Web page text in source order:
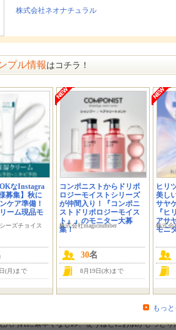
株式会社ネオナチュラル
プル情報はコチラ！
OKなInstagra
募集】秋に
ケア準備！
ーム現品モ
ーズチョイス
(月)まで
コンポニストからドリポ
ロジーモイストシリーズ
が仲間入り！『コンポニ
ストドリポロジーモイス
ト』』のモニター大募
集！
株式会社magicnumber
30名
8月19日(水)まで
ヒリ
美し
サヤ
『ヒ
アサ
モニ
株式会
もっ
for モイストクレンジングオイル 本製品
発表日： 5月15日(月)
right:7px; display:inline; } #sozai_mr .name{ font-
float:left; margin:1px 0px 0px 1px; padding:5px; }
2px; } .layout_content .system_content { width: 100%; }
{ width: 1100px; margin: 0px auto; } } モニプラの皆
トクレンジングオイル 180mL」 のインスタグラム
させていただきます。 お使いいただいた後は
＜モイストク
ろん、さらりとしたオイルが毛穴にもよくなじみま
詰まり、ざらつきも浮き上がらせるから、洗い上が
はオリーブスクワラン、ローズヒップ油（カニナ
素材を、軽いテクスチャーで心地よくお使いいた
汚れに素早くなじみ、使うほどにお肌がしっとり